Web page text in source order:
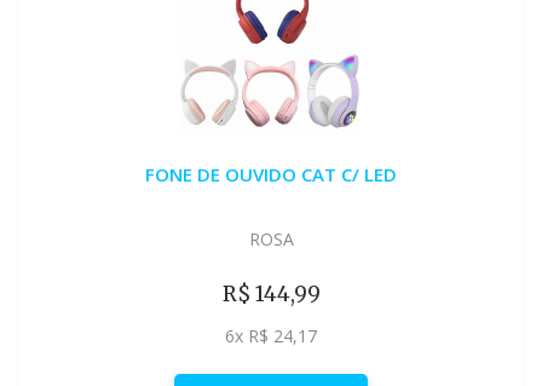
FONE DE OUVIDO CAT C/ LED
ROSA
R$ 144,99
6x R$ 24,17